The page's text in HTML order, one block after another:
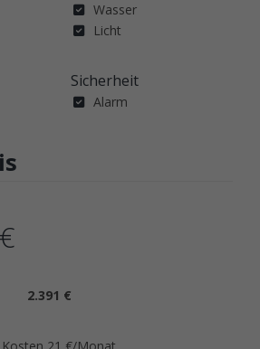
Wasser
Licht
Sicherheit
Alarm
2.391 €